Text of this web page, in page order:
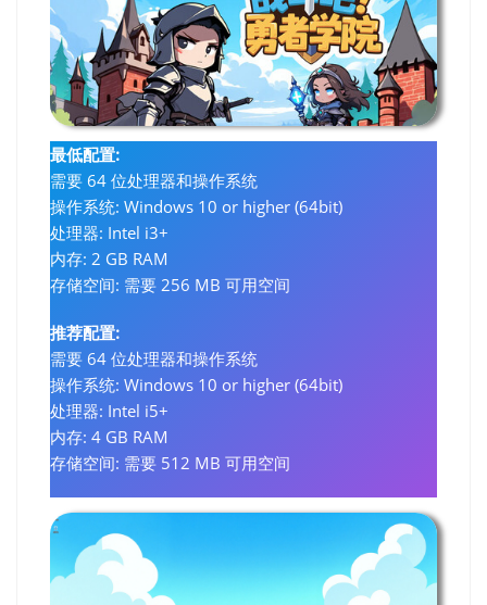
最低配置:
需要 64 位处理器和操作系统
操作系统: Windows 10 or higher (64bit)
处理器: Intel i3+
内存: 2 GB RAM
存储空间: 需要 256 MB 可用空间
推荐配置:
需要 64 位处理器和操作系统
操作系统: Windows 10 or higher (64bit)
处理器: Intel i5+
内存: 4 GB RAM
存储空间: 需要 512 MB 可用空间